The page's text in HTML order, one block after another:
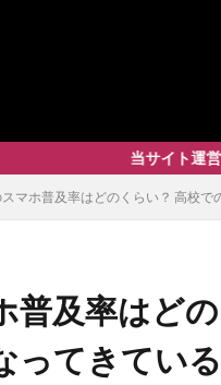
当サイト運営の豆類・ナッ
マホ普及率はどのくらい？ 高校で
普及率はど
ってきている